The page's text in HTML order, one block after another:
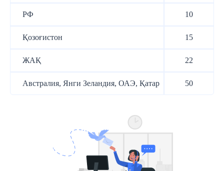
РФ 10
Қозоғистон 15
ЖАҚ 22
Австралия, Янги Зеландия, ОАЭ, Қатар 50